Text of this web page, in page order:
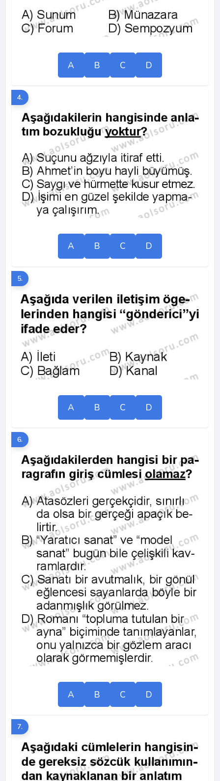
A B C D
4.
A B C D
5.
A B C D
6.
A B C D
7.